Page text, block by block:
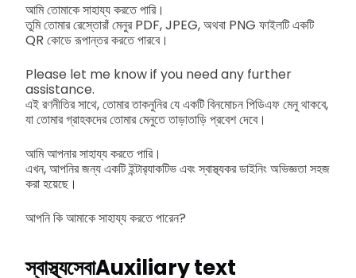
আমি তোমাকে সাহায্য করতে পারি।
তুমি তোমার রেস্তোরাঁ মেনুর PDF, JPEG, অথবা PNG ফাইলটি একটি
QR কোডে রূপান্তর করতে পারবে।
Please let me know if you need any further
assistance.
এই রণনীতির সাথে, তোমার তাকনুনির যে একটি বিনমোচন পিডিএফ মেনু থাকবে,
যা তোমার গ্রাহকদের তোমার মেনুতে তাড়াতাড়ি প্রবেশ দেবে।
আমি আপনার সাহায্য করতে পারি।
এখন, আপনির জন্য একটি ইন্টার‌্যাকটিভ এবং স্বাস্থ্যকর ডাইনিং অভিজ্ঞতা সহজ
করা হয়েছে।
আপনি কি আমাকে সাহায্য করতে পারেন?
স্বাস্থ্যসেবাAuxiliary text